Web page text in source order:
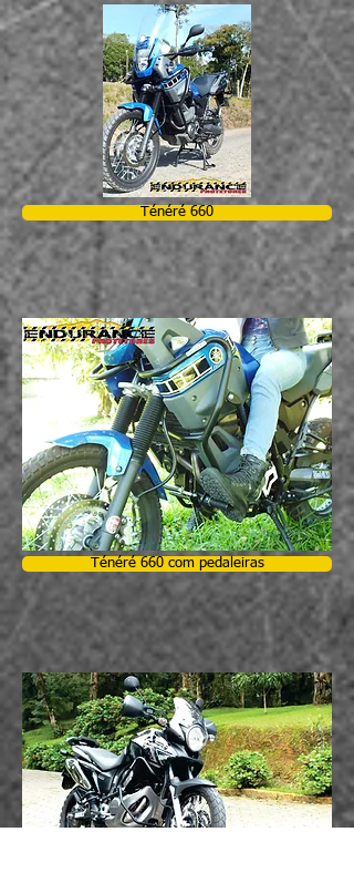
Ténéré 660
Ténéré 660 com pedaleiras